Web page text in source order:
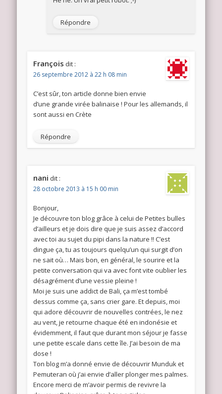
Répondre
François dit :
26 septembre 2012 à 22 h 08 min
C’est sûr, ton article donne bien envie
d’une grande virée balinaise ! Pour les allemands, il
sont aussi en Crète
Répondre
nani dit :
28 octobre 2013 à 15 h 00 min
Bonjour,
Je découvre ton blog grâce à celui de Petites bulles
d’ailleurs et je dois dire que je suis assez d’accord
avec toi au sujet du pipi dans la nature !! C’est
dingue ça, tu as toujours quelqu’un qui surgit d’on
ne sait où… Mais bon, en général, le sourire et la
petite conversation qui va avec font vite oublier les
désagrément d’une vessie pleine !
Moi je suis une addict de Bali, ça m’est tombé
dessus comme ça, sans crier gare. Et depuis, moi
qui adore découvrir de nouvelles contrées, le nez
au vent, je retourne chaque été en indonésie et
évidemment, il faut que durant mon séjour je fasse
une petite escale dans cette île. J’ai besoin de ma
dose !
Ton blog m’a donné envie de découvrir Munduk et
Pemuteran où j’ai envie d’aller plonger mes palmes.
Encore merci de m’avoir permis de revivre la